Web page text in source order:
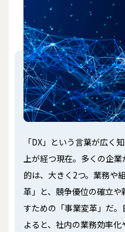
「DX」という言葉が広く
上が経つ現在。多くの企
的は、大きく2つ。業務や
革」と、競争優位の確立
すための「事業変革」だ
よると、社内の業務効率